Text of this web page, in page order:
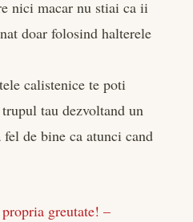
nici macar nu stiai ca ii
doar folosind halterele
calistenice te poti
tau dezvoltand un
de bine ca atunci cand
greutate! –